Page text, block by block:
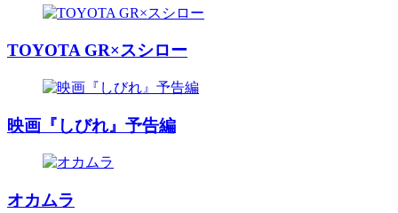
TOYOTA GR×スシロー
映画『しびれ』予告編
オカムラ